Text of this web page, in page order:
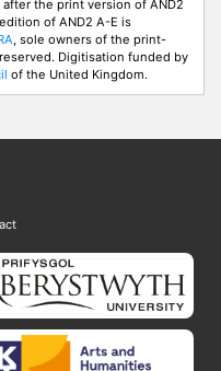
the print version of AND2
of AND2 A-E is
, sole owners of the print-
Digitisation funded by
of the United Kingdom.